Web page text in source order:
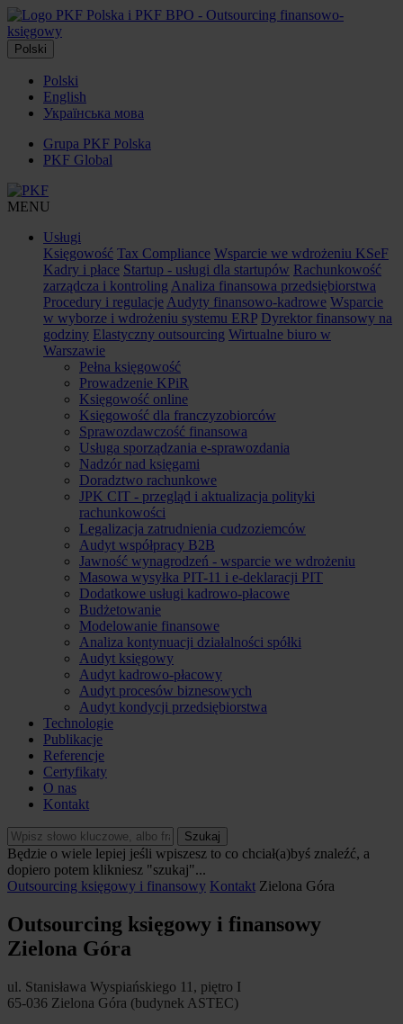
Polski
Polski
English
Українська мова
Grupa PKF Polska
PKF Global
MENU
Usługi
Księgowość Tax Compliance Wsparcie we wdrożeniu KSeF
Kadry i płace Startup - usługi dla startupów Rachunkowość
zarządcza i kontroling Analiza finansowa przedsiębiorstwa
Procedury i regulacje Audyty finansowo-kadrowe Wsparcie
w wyborze i wdrożeniu systemu ERP Dyrektor finansowy na
godziny Elastyczny outsourcing Wirtualne biuro w
Warszawie
Pełna księgowość
Prowadzenie KPiR
Księgowość online
Księgowość dla franczyzobiorców
Sprawozdawczość finansowa
Usługa sporządzania e-sprawozdania
Nadzór nad księgami
Doradztwo rachunkowe
JPK CIT - przegląd i aktualizacja polityki
rachunkowości
Legalizacja zatrudnienia cudzoziemców
Audyt współpracy B2B
Jawność wynagrodzeń - wsparcie we wdrożeniu
Masowa wysyłka PIT-11 i e-deklaracji PIT
Dodatkowe usługi kadrowo-płacowe
Budżetowanie
Modelowanie finansowe
Analiza kontynuacji działalności spółki
Audyt księgowy
Audyt kadrowo-płacowy
Audyt procesów biznesowych
Audyt kondycji przedsiębiorstwa
Technologie
Publikacje
Referencje
Certyfikaty
O nas
Kontakt
Szukaj
Będzie o wiele lepiej jeśli wpiszesz to co chciał(a)byś znaleźć, a
dopiero potem klikniesz "szukaj"...
Outsourcing księgowy i finansowy Kontakt Zielona Góra
Outsourcing księgowy i finansowy
Zielona Góra
ul. Stanisława Wyspiańskiego 11, piętro I
65-036 Zielona Góra (budynek ASTEC)